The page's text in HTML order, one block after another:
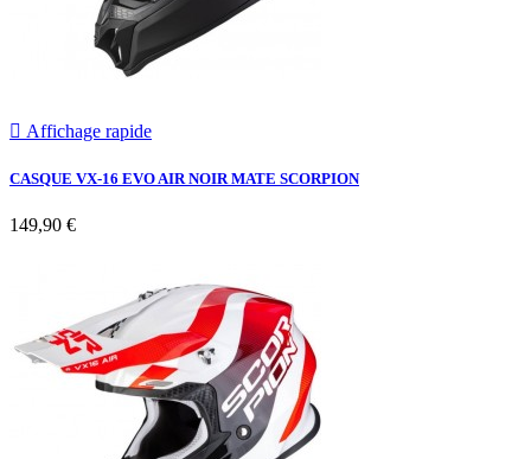
 Affichage rapide
CASQUE VX-16 EVO AIR NOIR MATE SCORPION
149,90 €